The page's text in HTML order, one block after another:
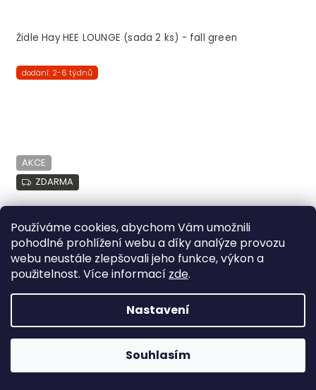
Používáme cookies, abychom Vám umožnili
pohodlné prohlížení webu a díky analýze provozu
webu neustále zlepšovali jeho funkce, výkon a
použitelnost. Více informací zde.
Nastavení
Souhlasím
Židle Hay HEE LOUNGE (sada 2 ks) - fall green
dodání: 2-6 týdnů
AKCE
ZDARMA